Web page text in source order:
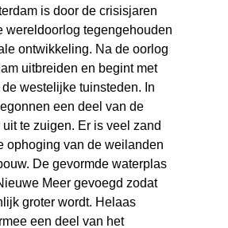
is door de crisisjaren
wereldoorlog tegengehouden
ontwikkeling. Na de oorlog
uitbreiden en begint met
westelijke tuinsteden. In
een deel van de
te zuigen. Er is veel zand
ophoging van de weilanden
De gevormde waterplas
Meer gevoegd zodat
groter wordt. Helaas
een deel van het